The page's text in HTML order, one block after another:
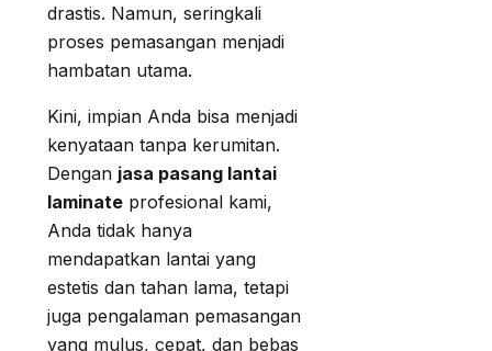
drastis. Namun, seringkali
proses pemasangan menjadi
hambatan utama.
Kini, impian Anda bisa menjadi
kenyataan tanpa kerumitan.
Dengan jasa pasang lantai
laminate profesional kami,
Anda tidak hanya
mendapatkan lantai yang
estetis dan tahan lama, tetapi
juga pengalaman pemasangan
yang mulus, cepat, dan bebas